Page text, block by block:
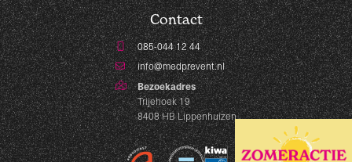
Contact
085-044 12 44
info@medprevent.nl
Bezoekadres
Trijehoek 19
8408 HB Lippenhuizen